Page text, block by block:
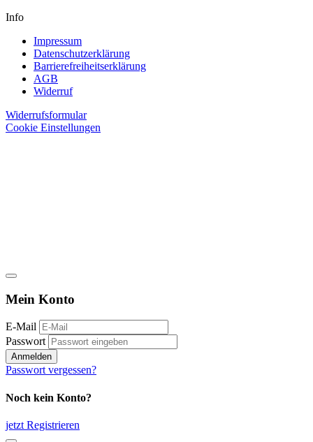
Info
Impressum
Datenschutzerklärung
Barrierefreiheitserklärung
AGB
Widerruf
Widerrufsformular
Cookie Einstellungen
Mein Konto
E-Mail
Passwort
Anmelden
Passwort vergessen?
Noch kein Konto?
jetzt Registrieren